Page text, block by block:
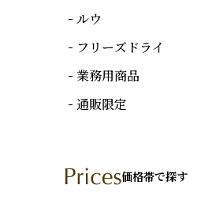
ルウ
フリーズドライ
業務用商品
通販限定
価格帯で探す